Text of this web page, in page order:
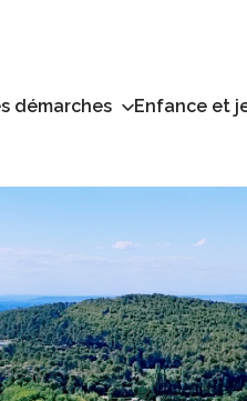
démarches Enfance et